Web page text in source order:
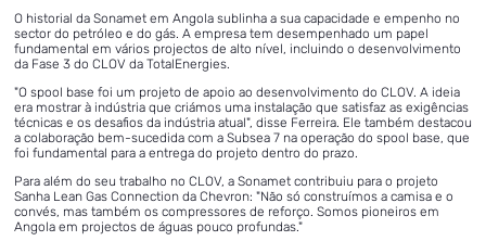
O historial da Sonamet em Angola sublinha a sua capacidade e empenho no
sector do petróleo e do gás. A empresa tem desempenhado um papel
fundamental em vários projectos de alto nível, incluindo o desenvolvimento
da Fase 3 do CLOV da TotalEnergies.
"O spool base foi um projeto de apoio ao desenvolvimento do CLOV. A ideia
era mostrar à indústria que criámos uma instalação que satisfaz as exigências
técnicas e os desafios da indústria atual", disse Ferreira. Ele também destacou
a colaboração bem-sucedida com a Subsea 7 na operação do spool base, que
foi fundamental para a entrega do projeto dentro do prazo.
Para além do seu trabalho no CLOV, a Sonamet contribuiu para o projeto
Sanha Lean Gas Connection da Chevron: "Não só construímos a camisa e o
convés, mas também os compressores de reforço. Somos pioneiros em
Angola em projectos de águas pouco profundas."